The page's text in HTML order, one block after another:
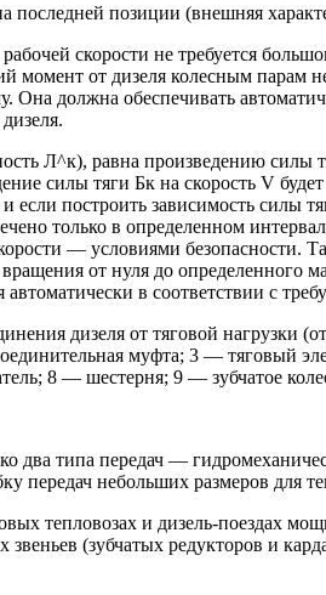
позиции (внешняя
скорости не требуется
момент от дизеля колесным
должна обеспечивать
Л^к), равна произведению
силы тяги Бк на скорость V
если построить зависимость силы
только в определенном
— условиями безопасности.
от нуля до определенного
в соответствии с
дизеля от тяговой
муфта; 3 — тяговый
8 — шестерня; 9 — зубчатое
два типа передач —
передач небольших размеров для
тепловозах и дизель-поездах
(зубчатых редукторов и